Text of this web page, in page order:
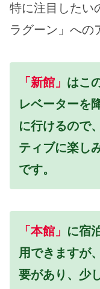
特に注目したい
ラグーン」への
「新館」 はこ
レベーターを
に行けるので
ティブに楽し
です。
「本館」 に宿
用できますが
要があり、少